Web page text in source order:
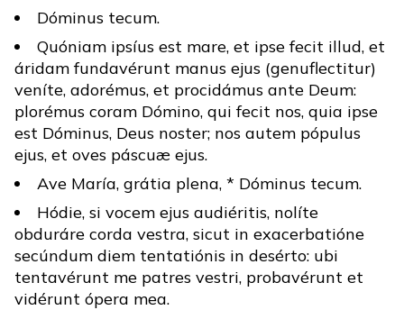
Dóminus tecum.
Quóniam ipsíus est mare, et ipse fecit illud, et
áridam fundavérunt manus ejus (genuflectitur)
veníte, adorémus, et procidámus ante Deum:
plorémus coram Dómino, qui fecit nos, quia ipse
est Dóminus, Deus noster; nos autem pópulus
ejus, et oves páscuæ ejus.
Ave María, grátia plena, * Dóminus tecum.
Hódie, si vocem ejus audiéritis, nolíte
obduráre corda vestra, sicut in exacerbatióne
secúndum diem tentatiónis in desérto: ubi
tentavérunt me patres vestri, probavérunt et
vidérunt ópera mea.